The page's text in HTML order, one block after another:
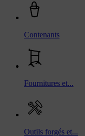
Contenants
Fournitures et...
Outils forgés et...